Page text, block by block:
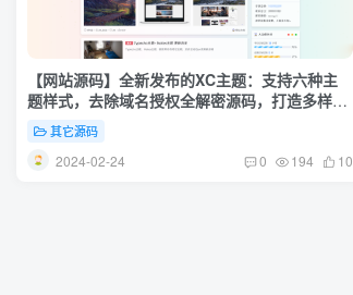
【网站源码】全新发布的XC主题：支持六种主
题样式，去除域名授权全解密源码，打造多样化
的主题体验
其它源码
2024-02-24 0 194 10